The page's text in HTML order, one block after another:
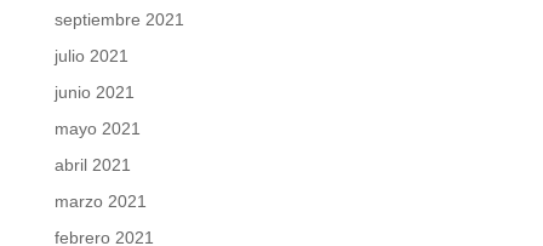
septiembre 2021
julio 2021
junio 2021
mayo 2021
abril 2021
marzo 2021
febrero 2021